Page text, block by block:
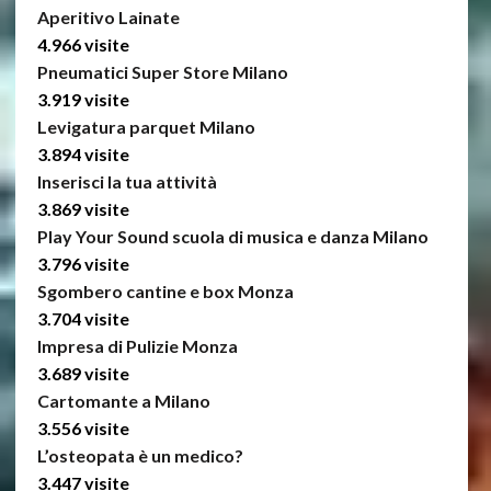
Aperitivo Lainate
4.966 visite
Pneumatici Super Store Milano
3.919 visite
Levigatura parquet Milano
3.894 visite
Inserisci la tua attività
3.869 visite
Play Your Sound scuola di musica e danza Milano
3.796 visite
Sgombero cantine e box Monza
3.704 visite
Impresa di Pulizie Monza
3.689 visite
Cartomante a Milano
3.556 visite
L’osteopata è un medico?
3.447 visite